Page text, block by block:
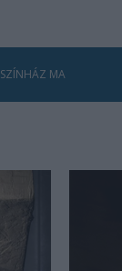
SZÍNHÁZ MA